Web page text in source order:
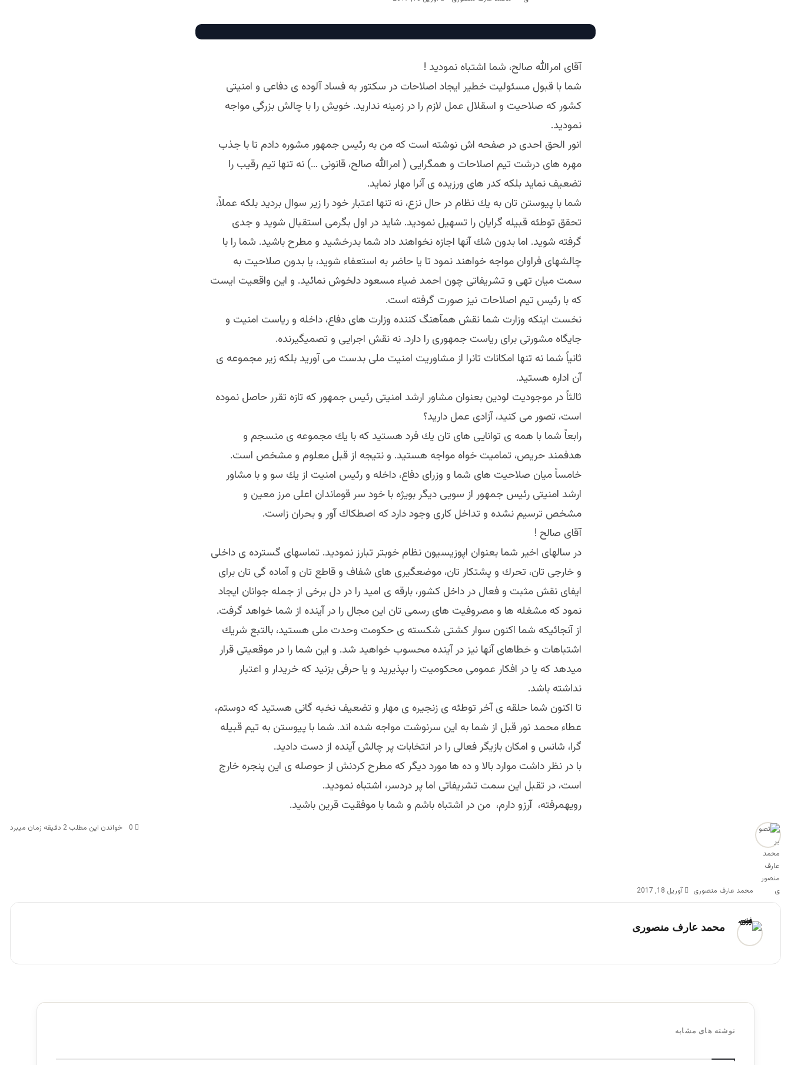
آقاى امرالله صالح، شما اشتباه نموديد !
شما با قبول مسئوليت خطير ايجاد اصلاحات در سكتور به فساد آلوده ى دفاعى و امنيتى
كشور كه صلاحيت و اسقلال عمل لازم را در زمينه نداريد. خويش را با چالش بزرگى مواجه
نموديد.
انور الحق احدى در صفحه اش نوشته است كه من به رئيس جمهور مشوره دادم تا با جذب
مهره هاى درشت تيم اصلاحات و همگرايى ( امرالله صالح، قانونى …) نه تنها تيم رقيب را
تضعيف نمايد بلكه كدر هاى ورزيده ى آنرا مهار نمايد.
شما با پيوستن تان به يك نظام در حال نزع، نه تنها اعتبار خود را زير سوال برديد بلكه عملاً،
تحقق توطئه قبيله گرايان را تسهيل نموديد. شايد در اول بگرمى استقبال شويد و جدى
گرفته شويد. اما بدون شك آنها اجازه نخواهند داد شما بدرخشيد و مطرح باشيد. شما را با
چالشهاى فراوان مواجه خواهند نمود تا يا حاضر به استعفاء شويد، يا بدون صلاحيت به
سمت ميان تهى و تشريفاتى چون احمد ضياء مسعود دلخوش نمائيد. و اين واقعيت ايست
كه با رئيس تيم اصلاحات نيز صورت گرفته است.
نخست اينكه وزارت شما نقش همآهنگ كننده وزارت هاى دفاع، داخله و رياست امنيت و
جايگاه مشورتى براى رياست جمهورى را دارد. نه نقش اجرايى و تصميگيرنده.
ثانياً شما نه تنها امكانات تانرا از مشاوريت امنيت ملى بدست مى آوريد بلكه زير مجموعه ى
آن اداره هستيد.
ثالثاً در موجوديت لودين بعنوان مشاور ارشد امنيتى رئيس جمهور كه تازه تقرر حاصل نموده
است، تصور مى كنيد، آزادى عمل داريد؟
رابعاً شما با همه ى توانايى هاى تان يك فرد هستيد كه با يك مجموعه ى منسجم و
هدفمند حريص، تماميت خواه مواجه هستيد. و نتيجه از قبل معلوم و مشخص است.
خامساً ميان صلاحيت هاى شما و وزراى دفاع، داخله و رئيس امنيت از يك سو و با مشاور
ارشد امنيتى رئيس جمهور از سويى ديگر بويژه با خود سر قوماندان اعلى مرز معين و
مشخص ترسيم نشده و تداخل كارى وجود دارد كه اصطكاك آور و بحران زاست.
آقاى صالح !
در سالهاى اخير شما بعنوان اپوزيسيون نظام خوبتر تبارز نموديد. تماسهاى گسترده ى داخلى
و خارجى تان، تحرك و پشتكار تان، موضعگيرى هاى شفاف و قاطع تان و آماده گى تان براى
ايفاى نقش مثبت و فعال در داخل كشور، بارقه ى اميد را در دل برخى از جمله جوانان ايجاد
نمود كه مشغله ها و مصروفيت هاى رسمى تان اين مجال را در آينده از شما خواهد گرفت.
از آنجائيكه شما اكنون سوار كشتى شكسته ى حكومت وحدت ملى هستيد، بالتبع شريك
اشتباهات و خطاهاى آنها نيز در آينده محسوب خواهيد شد. و اين شما را در موقعيتى قرار
ميدهد كه يا در افكار عمومى محكوميت را بپذيريد و يا حرفى بزنيد كه خريدار و اعتبار
نداشته باشد.
تا اكنون شما حلقه ى آخر توطئه ى زنجيره ى مهار و تضعيف نخبه گانى هستيد كه دوستم،
عطاء محمد نور قبل از شما به اين سرنوشت مواجه شده اند. شما با پيوستن به تيم قبيله
گرا، شانس و امكان بازيگر فعالى را در انتخابات پر چالش آينده از دست داديد.
با در نظر داشت موارد بالا و ده ها مورد ديگر كه مطرح كردنش از حوصله ى اين پنجره خارج
است، در تقبل اين سمت تشريفاتى اما پر دردسر، اشتباه نموديد.
رويهمرفته، آرزو دارم، من در اشتباه باشم و شما با موفقيت قرين باشيد.
محمد عارف منصوری آوریل 18, 2017
0 خواندن این مطلب 2 دقیقه زمان میبرد
محمد عارف منصوری
نوشته های مشابه